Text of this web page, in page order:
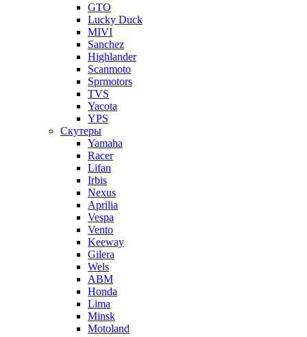
GTO
Lucky Duck
MIVI
Sanchez
Highlander
Scanmoto
Sprmotors
TVS
Yacota
YPS
Скутеры
Yamaha
Racer
Lifan
Irbis
Nexus
Aprilia
Vespa
Vento
Keeway
Gilera
Wels
ABM
Honda
Lima
Minsk
Motoland